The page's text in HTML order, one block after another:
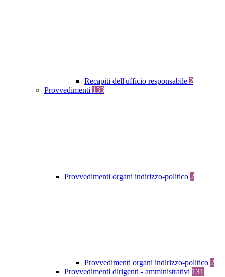
Recapiti dell'ufficio responsabile 2
Provvedimenti 133
Provvedimenti organi indirizzo-politico 2
Provvedimenti organi indirizzo-politico 2
Provvedimenti dirigenti - amministrativi 131